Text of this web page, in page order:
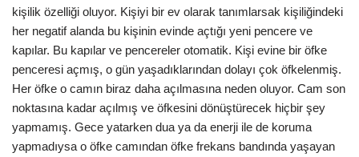
kişilik özelliği oluyor. Kişiyi bir ev olarak tanımlarsak kişiliğindeki
her negatif alanda bu kişinin evinde açtığı yeni pencere ve
kapılar. Bu kapılar ve pencereler otomatik. Kişi evine bir öfke
penceresi açmış, o gün yaşadıklarından dolayı çok öfkelenmiş.
Her öfke o camın biraz daha açılmasına neden oluyor. Cam son
noktasına kadar açılmış ve öfkesini dönüştürecek hiçbir şey
yapmamış. Gece yatarken dua ya da enerji ile de koruma
yapmadıysa o öfke camından öfke frekans bandında yaşayan